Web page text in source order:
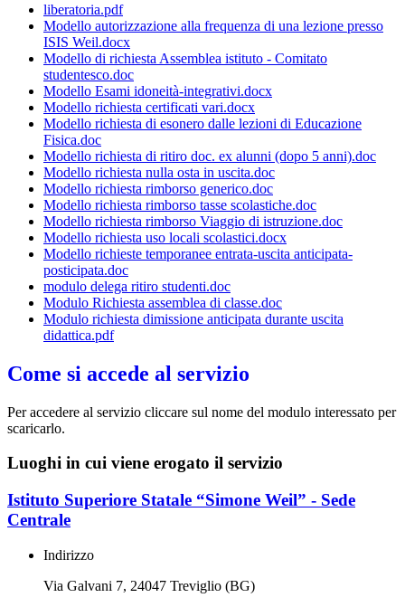
liberatoria.pdf
Modello autorizzazione alla frequenza di una lezione presso
ISIS Weil.docx
Modello di richiesta Assemblea istituto - Comitato
studentesco.doc
Modello Esami idoneità-integrativi.docx
Modello richiesta certificati vari.docx
Modello richiesta di esonero dalle lezioni di Educazione
Fisica.doc
Modello richiesta di ritiro doc. ex alunni (dopo 5 anni).doc
Modello richiesta nulla osta in uscita.doc
Modello richiesta rimborso generico.doc
Modello richiesta rimborso tasse scolastiche.doc
Modello richiesta rimborso Viaggio di istruzione.doc
Modello richiesta uso locali scolastici.docx
Modello richieste temporanee entrata-uscita anticipata-
posticipata.doc
modulo delega ritiro studenti.doc
Modulo Richiesta assemblea di classe.doc
Modulo richiesta dimissione anticipata durante uscita
didattica.pdf
Come si accede al servizio
Per accedere al servizio cliccare sul nome del modulo interessato per
scaricarlo.
Luoghi in cui viene erogato il servizio
Istituto Superiore Statale “Simone Weil” - Sede
Centrale
Indirizzo
Via Galvani 7, 24047 Treviglio (BG)